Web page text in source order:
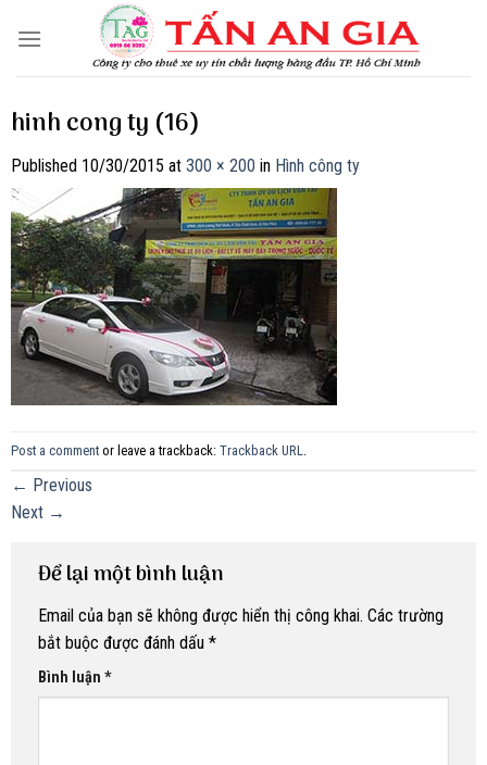
hinh cong ty (16)
Published 10/30/2015 at 300 × 200 in Hình công ty
Post a comment or leave a trackback: Trackback URL
← Previous
Next →
Để lại một bình luận
Email của bạn sẽ không được hiển thị công khai. Các trường
bắt buộc được đánh dấu *
Bình luận *